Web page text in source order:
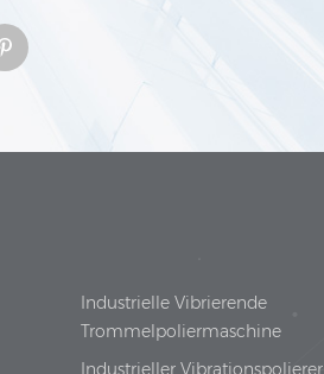
Industrielle Vibrierende
Trommelpoliermaschine
Industrieller Vibrationspolierer